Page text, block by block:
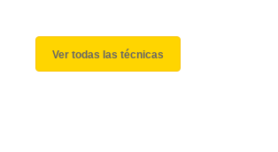
Ver todas las técnicas